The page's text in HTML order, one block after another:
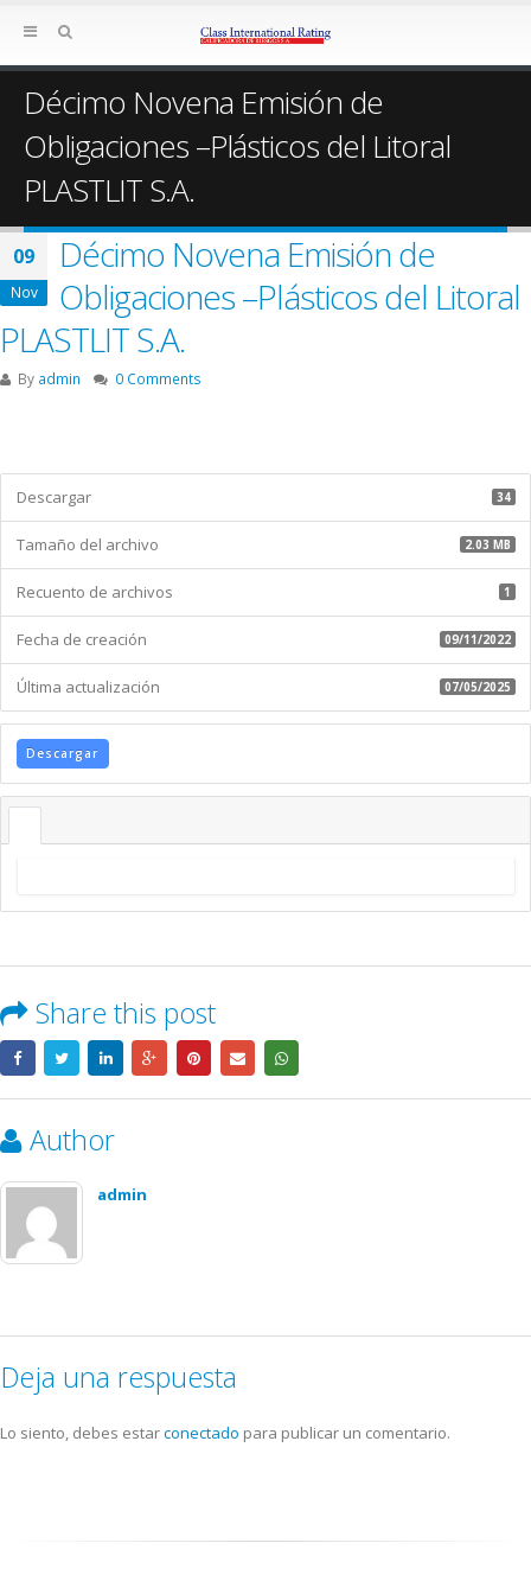
Décimo Novena Emisión de
Obligaciones –Plásticos del Litoral
PLASTLIT S.A.
09
Nov
Décimo Novena Emisión de
Obligaciones –Plásticos del Litoral
PLASTLIT S.A.
By admin 0 Comments
Descargar 34
Tamaño del archivo 2.03 MB
Recuento de archivos 1
Fecha de creación 09/11/2022
Última actualización 07/05/2025
Descargar
Share this post
Author
admin
Deja una respuesta
Lo siento, debes estarconectado para publicar un comentario.